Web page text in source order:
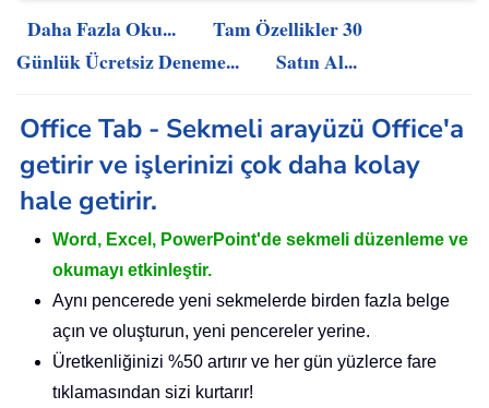
Daha Fazla Oku...
Tam Özellikler 30
Günlük Ücretsiz Deneme...
Satın Al...
Office Tab - Sekmeli arayüzü Office'a
getirir ve işlerinizi çok daha kolay
hale getirir.
Word, Excel, PowerPoint'de sekmeli düzenleme ve
okumayı etkinleştir.
Aynı pencerede yeni sekmelerde birden fazla belge
açın ve oluşturun, yeni pencereler yerine.
Üretkenliğinizi %50 artırır ve her gün yüzlerce fare
tıklamasından sizi kurtarır!